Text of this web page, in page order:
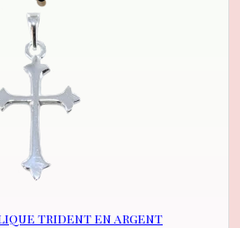
trident en argent